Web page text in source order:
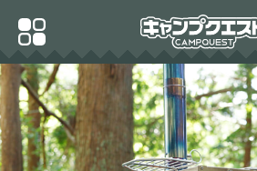
Primary
Menu